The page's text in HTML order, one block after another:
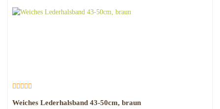
Weiches Lederhalsband 43-50cm, braun